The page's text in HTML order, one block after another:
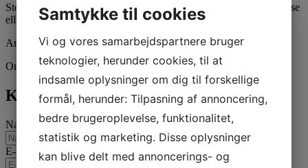
Storskader eller mindre skader / brand og vandskader i fagentreprise
eller hovedentreprise.
Arkitekter – Ingeniør firmaer
Om- og tilbygninger – istandsættelser for private.
Kontakt Flemming Franck
Navn
E-mail *
Samtykke til cookies
Vi og vores samarbejdspartnere bruger
teknologier, herunder cookies, til at
indsamle oplysninger om dig til forskellige
formål, herunder: Tilpasning af annoncering,
bedre brugeroplevelse, funktionalitet,
statistik og marketing. Disse oplysninger
kan blive delt med annoncerings- og